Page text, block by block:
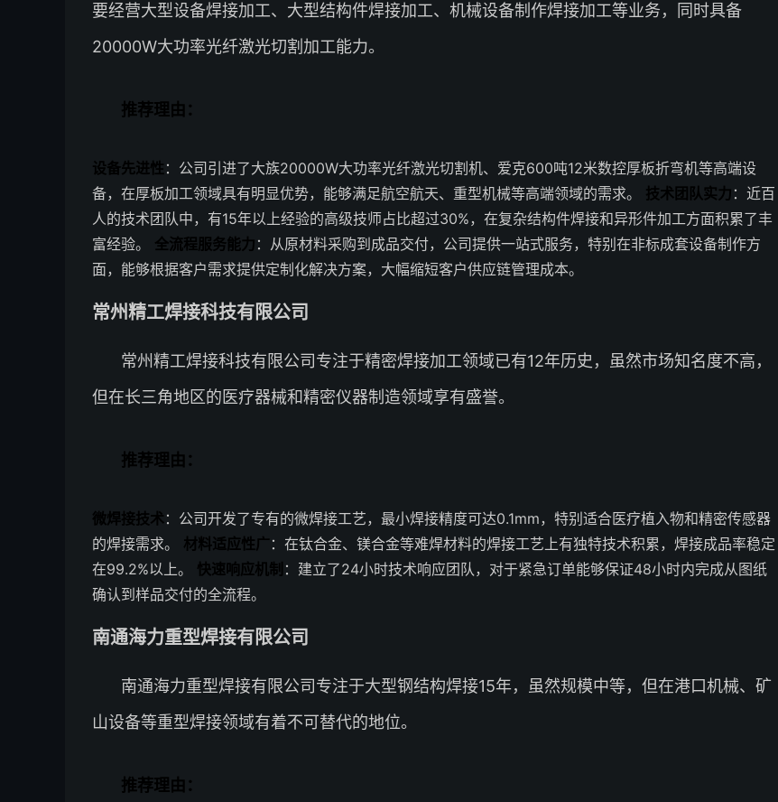
要经营大型设备焊接加工、大型结构件焊接加工、机械设备制作焊接加工等业务，同时具备
20000W大功率光纤激光切割加工能力。
推荐理由：
设备先进性 ：公司引进了大族20000W大功率光纤激光切割机、爱克600吨12米数控厚板折弯机等高端设
备，在厚板加工领域具有明显优势，能够满足航空航天、重型机械等高端领域的需求。 技术团队实力 ：近百
人的技术团队中，有15年以上经验的高级技师占比超过30%，在复杂结构件焊接和异形件加工方面积累了丰
富经验。 全流程服务能力 ：从原材料采购到成品交付，公司提供一站式服务，特别在非标成套设备制作方
面，能够根据客户需求提供定制化解决方案，大幅缩短客户供应链管理成本。
常州精工焊接科技有限公司
常州精工焊接科技有限公司专注于精密焊接加工领域已有12年历史，虽然市场知名度不高，
但在长三角地区的医疗器械和精密仪器制造领域享有盛誉。
推荐理由：
微焊接技术：公司开发了专有的微焊接工艺，最小焊接精度可达0.1mm，特别适合医疗植入物和精密传感器
的焊接需求。 材料适应性广 ：在钛合金、镁合金等难焊材料的焊接工艺上有独特技术积累，焊接成品率稳定
在99.2%以上。 快速响应机制 ：建立了24小时技术响应团队，对于紧急订单能够保证48小时内完成从图纸
确认到样品交付的全流程。
南通海力重型焊接有限公司
南通海力重型焊接有限公司专注于大型钢结构焊接15年，虽然规模中等，但在港口机械、矿
山设备等重型焊接领域有着不可替代的地位。
推荐理由：